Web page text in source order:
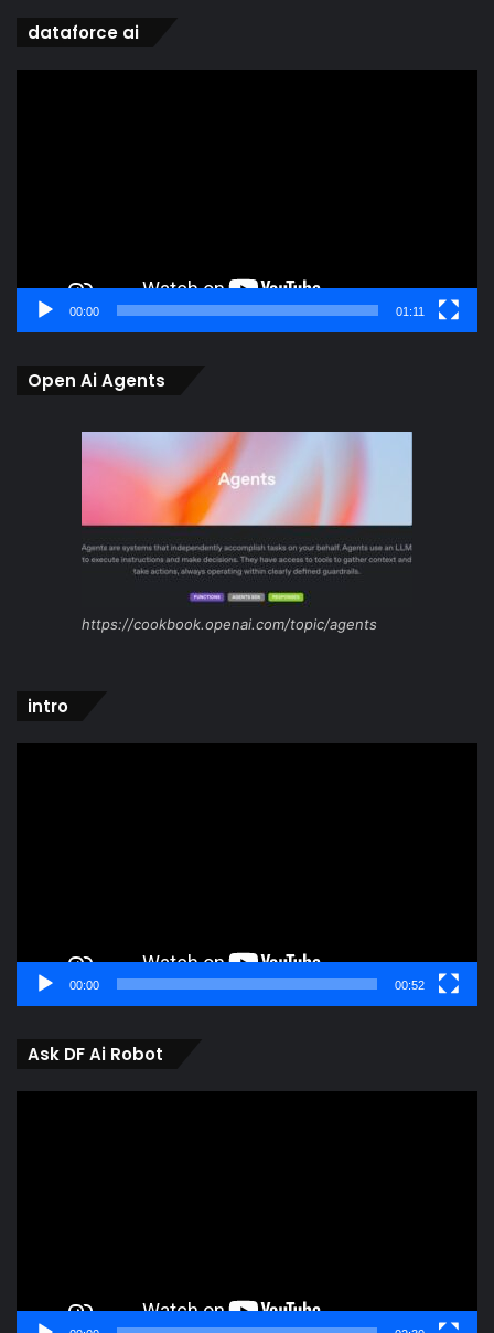
dataforce ai
00:00 01:11
Open Ai Agents
https://cookbook.openai.com/topic/agents
intro
00:00 00:52
Ask DF Ai Robot